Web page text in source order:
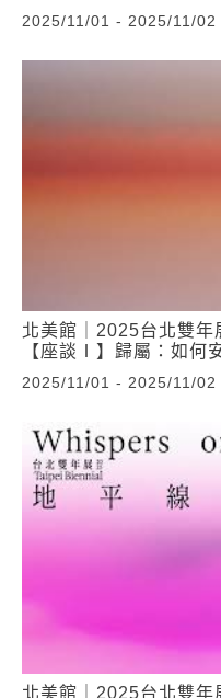
2025/11/01 - 2025/11/02
北美館｜2025台北雙年
【座談Ⅰ】歸屬：如何
2025/11/01 - 2025/11/02
北美館｜2025台北雙